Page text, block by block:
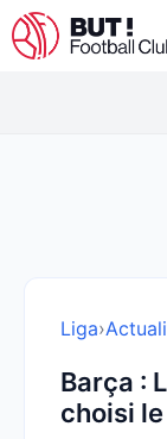
Aller
au
Liga›
Barça :
choisi